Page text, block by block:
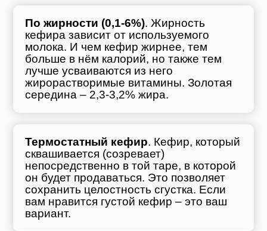
По жирности (0,1-6%). Жирность
кефира зависит от используемого
молока. И чем кефир жирнее, тем
больше в нём калорий, но также тем
лучше усваиваются из него
жирорастворимые витамины. Золотая
середина – 2,3-3,2% жира.
Термостатный кефир. Кефир, который
сквашивается (созревает)
непосредственно в той таре, в которой
он будет продаваться. Это позволяет
сохранить целостность сгустка. Если
вам нравится густой кефир – это ваш
вариант.